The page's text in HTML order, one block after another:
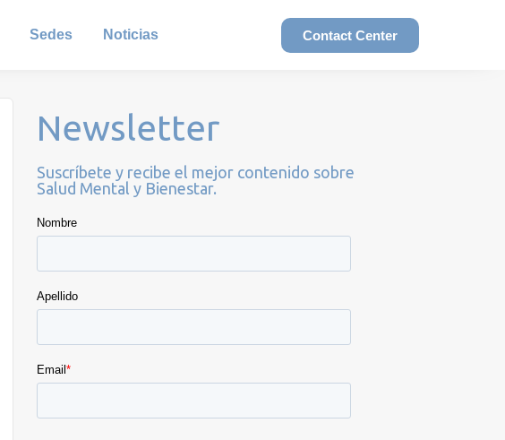
Sedes Noticias Contact Center
Newsletter
Suscríbete y recibe el mejor contenido sobre
Salud Mental y Bienestar.